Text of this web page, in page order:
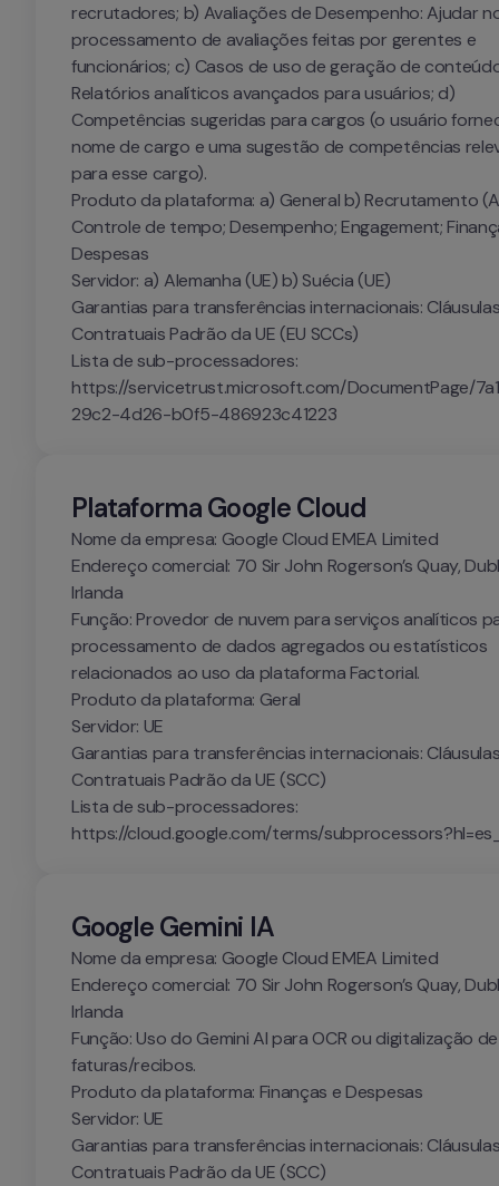
recrutadores; b) Avaliações de Desempenho: Ajudar
processamento de avaliações feitas por gerentes e
funcionários; c) Casos de uso de geração de
Relatórios analíticos avançados para usuários; d)
Competências sugeridas para cargos (o usuário
nome de cargo e uma sugestão de competências
para esse cargo).
Produto da plataforma: a) General b) Recrutamento
Controle de tempo; Desempenho; Engagement;
Despesas
Servidor: a) Alemanha (UE) b) Suécia (UE)
Garantias para transferências internacionais:
Contratuais Padrão da UE (EU SCCs)
Lista de sub-processadores:
https://servicetrust.microsoft.com/DocumentPage/
29c2-4d26-b0f5-486923c41223
Plataforma Google Cloud
Nome da empresa: Google Cloud EMEA Limited
Endereço comercial: 70 Sir John Rogerson’s Quay,
Irlanda
Função: Provedor de nuvem para serviços analíticos
processamento de dados agregados ou estatísticos
relacionados ao uso da plataforma Factorial.
Produto da plataforma: Geral
Servidor: UE
Garantias para transferências internacionais:
Contratuais Padrão da UE (SCC)
Lista de sub-processadores:
https://cloud.google.com/terms/
Google Gemini IA
Nome da empresa: Google Cloud EMEA Limited
Endereço comercial: 70 Sir John Rogerson’s Quay,
Irlanda
Função: Uso do Gemini AI para OCR ou digitalização de
faturas/recibos.
Produto da plataforma: Finanças e Despesas
Servidor: UE
Garantias para transferências internacionais:
Contratuais Padrão da UE (SCC)